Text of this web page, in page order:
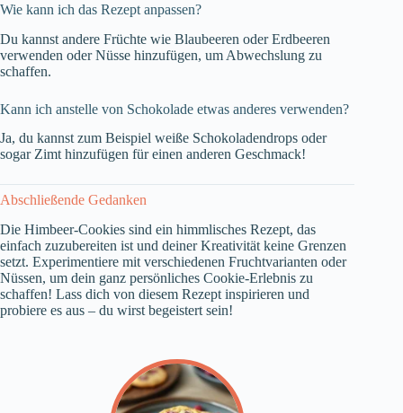
Wie kann ich das Rezept anpassen?
Du kannst andere Früchte wie Blaubeeren oder Erdbeeren
verwenden oder Nüsse hinzufügen, um Abwechslung zu
schaffen.
Kann ich anstelle von Schokolade etwas anderes verwenden?
Ja, du kannst zum Beispiel weiße Schokoladendrops oder
sogar Zimt hinzufügen für einen anderen Geschmack!
Abschließende Gedanken
Die Himbeer-Cookies sind ein himmlisches Rezept, das
einfach zuzubereiten ist und deiner Kreativität keine Grenzen
setzt. Experimentiere mit verschiedenen Fruchtvarianten oder
Nüssen, um dein ganz persönliches Cookie-Erlebnis zu
schaffen! Lass dich von diesem Rezept inspirieren und
probiere es aus – du wirst begeistert sein!